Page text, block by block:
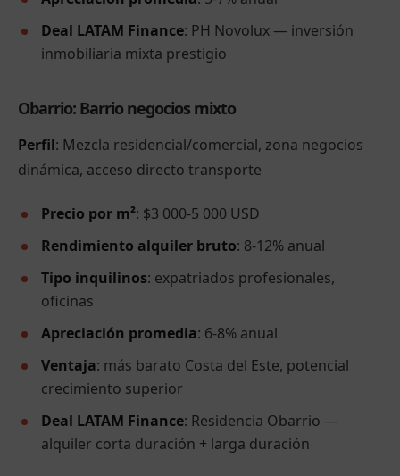
Deal LATAM Finance: PH Novolux — inversión
inmobiliaria mixta prestigio
Obarrio: Barrio negocios mixto
Perfil: Mezcla residencial/comercial, zona negocios
dinámica, acceso directo transporte
Precio por m²: $3 000-5 000 USD
Rendimiento alquiler bruto: 8-12% anual
Tipo inquilinos: expatriados profesionales,
oficinas
Apreciación promedia: 6-8% anual
Ventaja: más barato Costa del Este, potencial
crecimiento superior
Deal LATAM Finance: Residencia Obarrio —
alquiler corta duración + larga duración